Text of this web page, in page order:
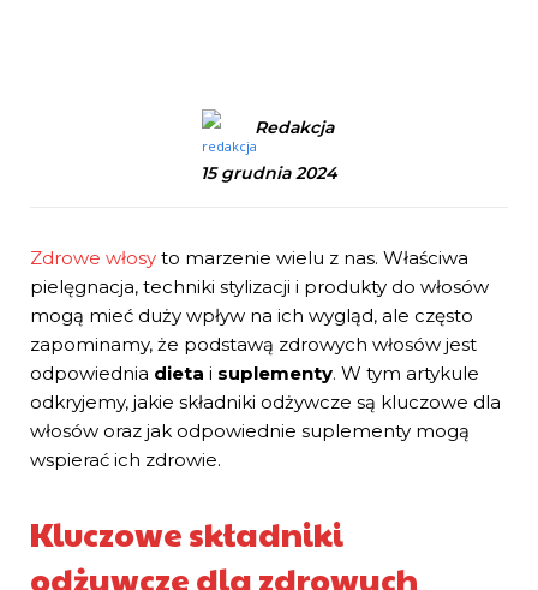
Redakcja
15 grudnia 2024
Zdrowe włosy to marzenie wielu z nas. Właściwa
pielęgnacja, techniki stylizacji i produkty do włosów
mogą mieć duży wpływ na ich wygląd, ale często
zapominamy, że podstawą zdrowych włosów jest
odpowiednia dieta i suplementy. W tym artykule
odkryjemy, jakie składniki odżywcze są kluczowe dla
włosów oraz jak odpowiednie suplementy mogą
wspierać ich zdrowie.
Kluczowe składniki
odżywcze dla zdrowych